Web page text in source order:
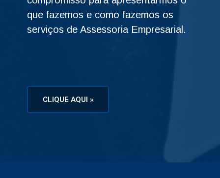
que fazemos e como fazemos os
serviços de Assessoria Empresarial.
CLIQUE AQUI »